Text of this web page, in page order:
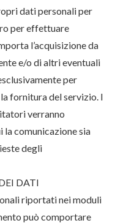
dati personali per
per effettuare
l’acquisizione da
e/o di altri eventuali
per
fornitura del servizio. I
verranno
la comunicazione sia
degli
DATI
riportati nei moduli
può comportare